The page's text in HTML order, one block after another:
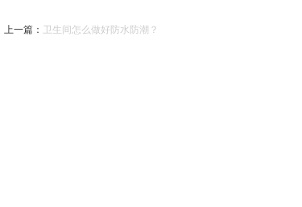
上一篇： 卫生间怎么做好防水防潮？